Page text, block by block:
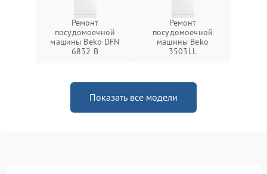
Ремонт
посудомоечной
машины Beko DFN
6832 B
Ремонт
посудомоечной
машины Beko
3503LL
Показать все модели